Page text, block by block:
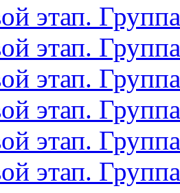
этап.
этап.
этап.
этап.
этап.
этап.